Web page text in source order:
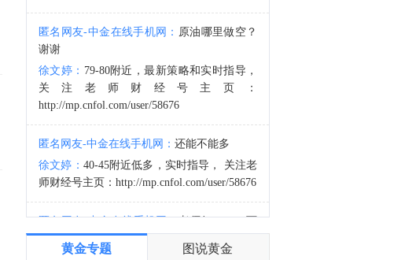
匿名网友-中金在线手机网： 原油哪里做空？
谢谢
徐文婷： 79-80附近，最新策略和实时指导，
关注老师财经号主页：
http://mp.cnfol.com/user/58676
匿名网友-中金在线手机网： 还能不能多
徐文婷： 40-45附近低多，实时指导， 关注老
师财经号主页：http://mp.cnfol.com/user/58676
匿名网友-中金在线手机网：老师好，4345可
以多吗？
黄金专题 图说黄金